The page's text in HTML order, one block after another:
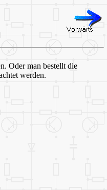
Oder man bestellt die
werden.